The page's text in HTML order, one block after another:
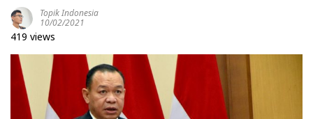
Topik Indonesia
10/02/2021
419 views